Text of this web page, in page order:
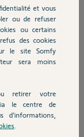
et vous
ou de refuser
ou certains
des cookies
le site Somfy
sera moins
retirer votre
le centre de
d’informations,